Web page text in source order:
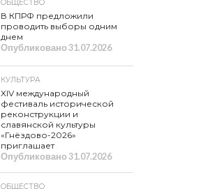
ОБЩЕСТВО
В КПРФ предложили
проводить выборы одним
днем
Опубликовано31.07.2026
КУЛЬТУРА
XIV международный
фестиваль исторической
реконструкции и
славянской культуры
«Гнёздово-2026»
приглашает
Опубликовано31.07.2026
ОБЩЕСТВО